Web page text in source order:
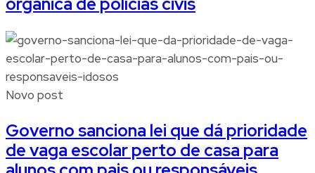
Novo post
Governo sanciona lei que dá prioridade
de vaga escolar perto de casa para